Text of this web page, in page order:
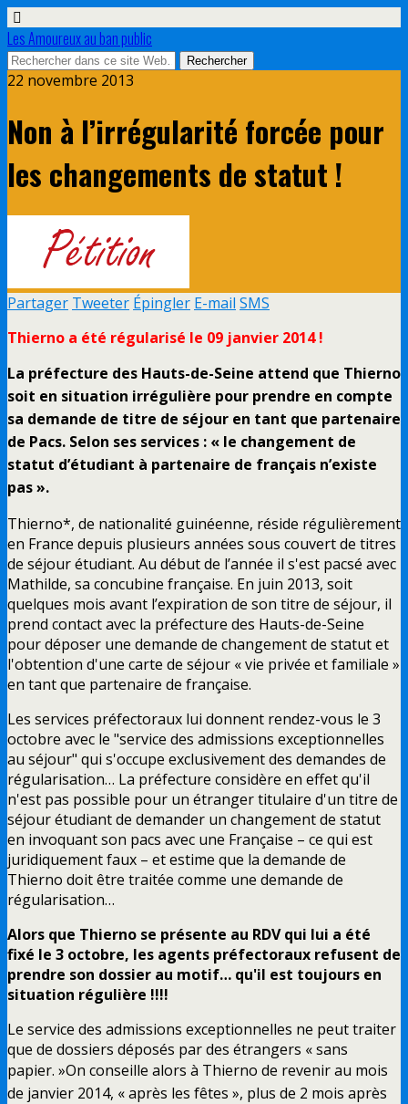
Les Amoureux au ban public
22 novembre 2013
Non à l’irrégularité forcée pour
les changements de statut !
Partager Tweeter Épingler E-mail SMS
Thierno a été régularisé le 09 janvier 2014 !
La préfecture des Hauts-de-Seine attend que Thierno
soit en situation irrégulière pour prendre en compte
sa demande de titre de séjour en tant que partenaire
de Pacs. Selon ses services : « le changement de
statut d’étudiant à partenaire de français n’existe
pas ».
Thierno*, de nationalité guinéenne, réside régulièrement
en France depuis plusieurs années sous couvert de titres
de séjour étudiant. Au début de l’année il s'est pacsé avec
Mathilde, sa concubine française. En juin 2013, soit
quelques mois avant l’expiration de son titre de séjour, il
prend contact avec la préfecture des Hauts-de-Seine
pour déposer une demande de changement de statut et
l'obtention d'une carte de séjour « vie privée et familiale »
en tant que partenaire de française.
Les services préfectoraux lui donnent rendez-vous le 3
octobre avec le "service des admissions exceptionnelles
au séjour" qui s'occupe exclusivement des demandes de
régularisation… La préfecture considère en effet qu'il
n'est pas possible pour un étranger titulaire d'un titre de
séjour étudiant de demander un changement de statut
en invoquant son pacs avec une Française – ce qui est
juridiquement faux – et estime que la demande de
Thierno doit être traitée comme une demande de
régularisation…
Alors que Thierno se présente au RDV qui lui a été
fixé le 3 octobre, les agents préfectoraux refusent de
prendre son dossier au motif… qu'il est toujours en
situation régulière !!!!
Le service des admissions exceptionnelles ne peut traiter
que de dossiers déposés par des étrangers « sans
papier. »On conseille alors à Thierno de revenir au mois
de janvier 2014, « après les fêtes », plus de 2 mois après